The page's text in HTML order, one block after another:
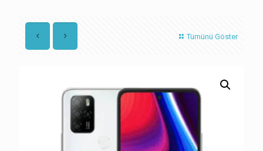
Tümünü Göster